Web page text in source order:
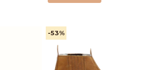
-53%